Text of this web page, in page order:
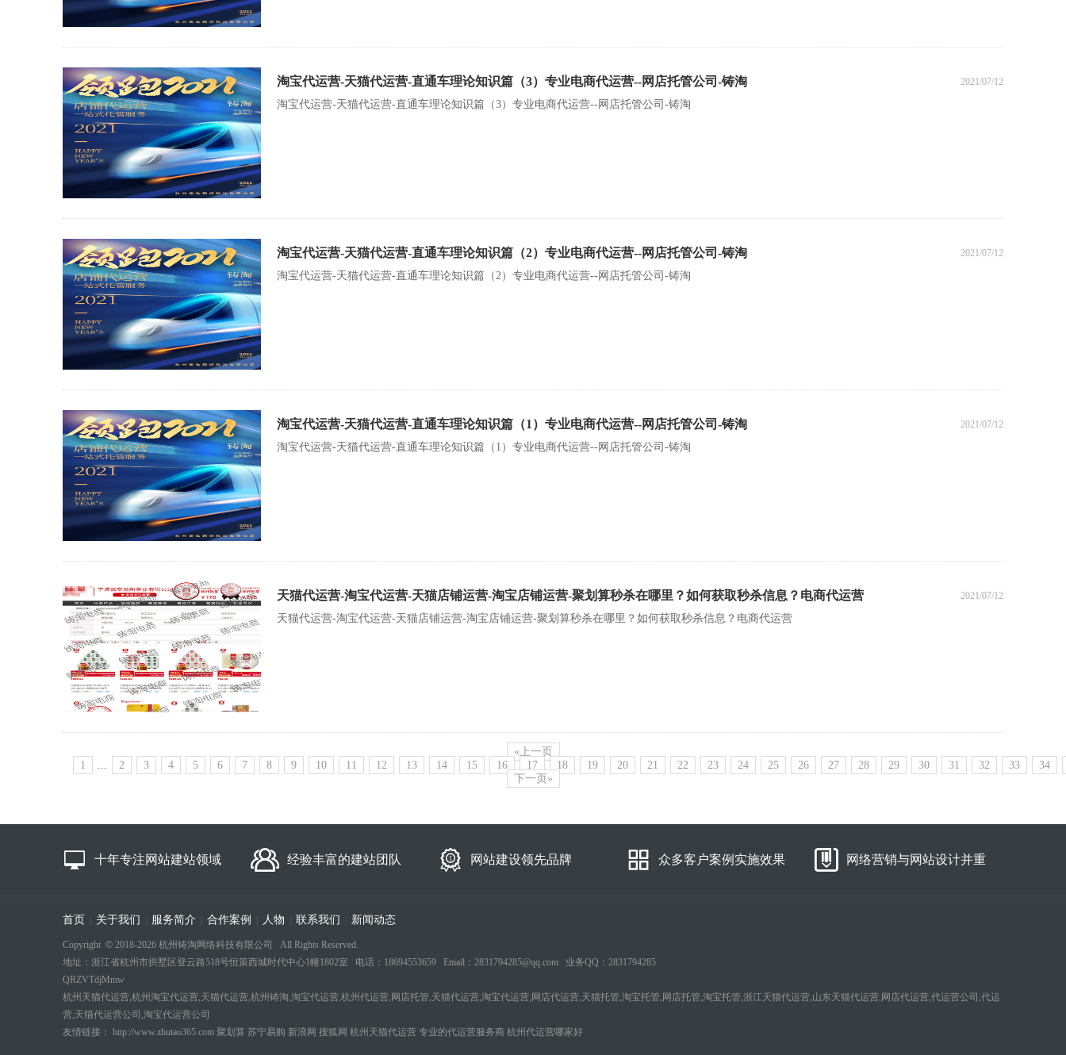
淘宝代运营-天猫代运营-直通车理论知识篇（3）专业电商代运营--网店托管公司-铸淘 2021/07/12
淘宝代运营-天猫代运营-直通车理论知识篇（3）专业电商代运营--网店托管公司-铸淘
淘宝代运营-天猫代运营-直通车理论知识篇（2）专业电商代运营--网店托管公司-铸淘 2021/07/12
淘宝代运营-天猫代运营-直通车理论知识篇（2）专业电商代运营--网店托管公司-铸淘
淘宝代运营-天猫代运营-直通车理论知识篇（1）专业电商代运营--网店托管公司-铸淘 2021/07/12
淘宝代运营-天猫代运营-直通车理论知识篇（1）专业电商代运营--网店托管公司-铸淘
天猫代运营-淘宝代运营-天猫店铺运营-淘宝店铺运营-聚划算秒杀在哪里？如何获取秒杀信息？电商代运营 2021/07/12
天猫代运营-淘宝代运营-天猫店铺运营-淘宝店铺运营-聚划算秒杀在哪里？如何获取秒杀信息？电商代运营
«上一页
1
... 2 3 4 5 6 7 8 9 10 11 12 13 14 15 16 17 18 19 20 21 22 23 24 25 26 27 28 29 30 31 32 33
34
下一页»
十年专注网站建站领域 经验丰富的建站团队 网站建设领先品牌 众多客户案例实施效果 网络营销与网站设计并重
首页 关于我们 服务简介 合作案例 人物 联系我们 新闻动态
Copyright © 2018-2026 杭州铸淘网络科技有限公司 All Rights Reserved.
地址：浙江省杭州市拱墅区登云路518号恒策西城时代中心1幢1802室 电话：18694553659 Email：2831794285@qq.com 业务QQ：2831794285
QRZVTdjMmw
杭州天猫代运营,杭州淘宝代运营,天猫代运营,杭州铸淘,淘宝代运营,杭州代运营,网店托管,天猫代运营,淘宝代运营,网店代运营,天猫托管,淘宝托管,网店托管,淘宝托管,浙江天猫代运营,山东天猫代运营,网店代运营,代运营公司,代运
营,天猫代运营公司,淘宝代运营公司
友情链接： http://www.zhutao365.com 聚划算 苏宁易购 新浪网 搜狐网 杭州天猫代运营 专业的代运营服务商 杭州代运营哪家好